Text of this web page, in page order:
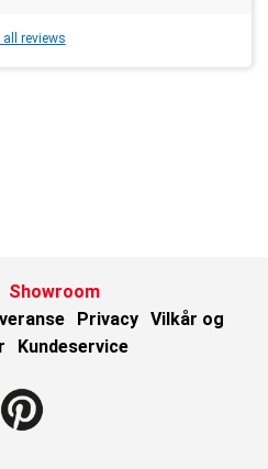
all reviews
Showroom
Privacy Vilkår og
Kundeservice